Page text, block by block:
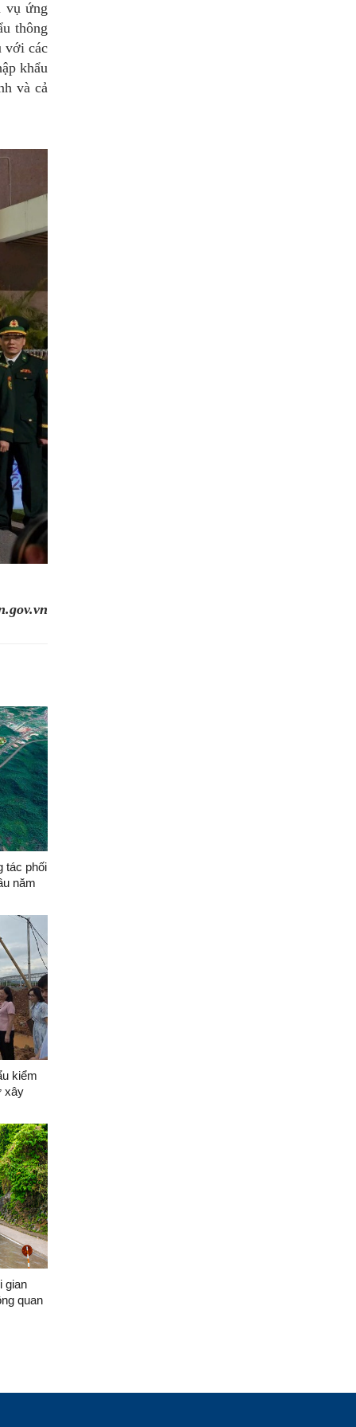
vụ ứng
thông
với các
khẩu
và cả
tác phối
năm
kiểm
xây
gian
quan